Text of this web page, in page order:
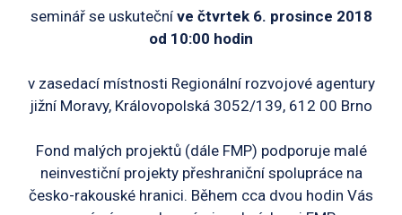
seminář se uskuteční ve čtvrtek 6. prosince 2018
od 10:00 hodin
v zasedací místnosti Regionální rozvojové agentury
jižní Moravy, Královopolská 3052/139, 612 00 Brno
Fond malých projektů (dále FMP) podporuje malé
neinvestiční projekty přeshraniční spolupráce na
česko-rakouské hranici. Během cca dvou hodin Vás